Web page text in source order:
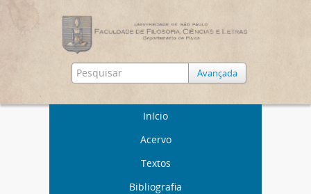
Avançada
Início
Acervo
Textos
Bibliografia